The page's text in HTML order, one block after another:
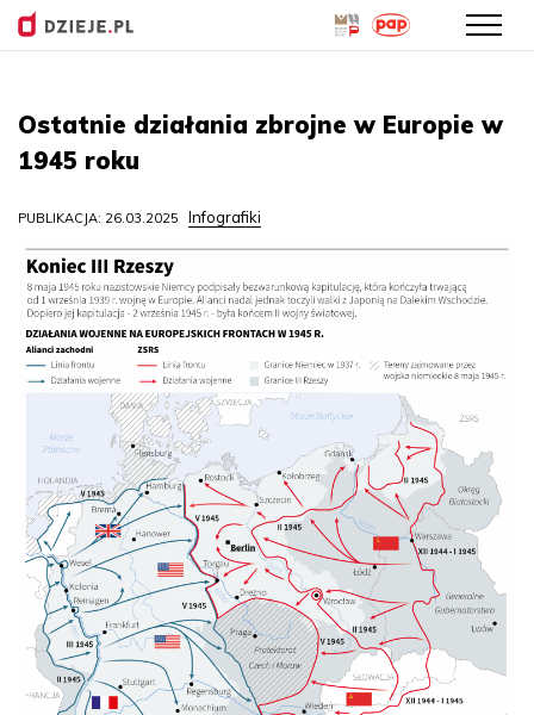
do
Ostatnie działania zbrojne w Europie w
1945 roku
PUBLIKACJA: 26.03.2025 Infografiki